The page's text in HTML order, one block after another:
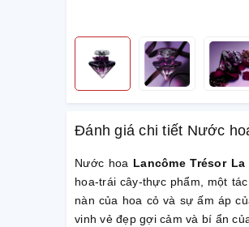
Đánh giá chi tiết Nước
Nước hoa Lancôme Trésor
hoa-trái cây-thực phẩm, một
nàn của hoa cỏ và sự ấm áp
vinh vẻ đẹp gợi cảm và bí ẩn